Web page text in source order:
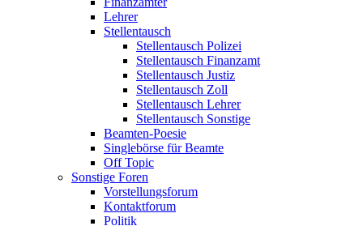
Lehrer
Stellentausch
Stellentausch Polizei
Stellentausch Finanzamt
Stellentausch Justiz
Stellentausch Zoll
Stellentausch Lehrer
Stellentausch Sonstige
Beamten-Poesie
Singlebörse für Beamte
Off Topic
Sonstige Foren
Vorstellungsforum
Kontaktforum
Politik